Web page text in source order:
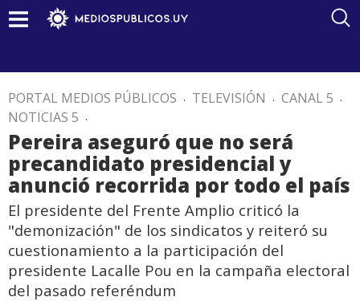
PORTAL MEDIOS PÚBLICOS . TELEVISIÓN . CANAL 5 .
NOTICIAS 5 .
Pereira aseguró que no será
precandidato presidencial y
anunció recorrida por todo el país
El presidente del Frente Amplio criticó la
"demonización" de los sindicatos y reiteró su
cuestionamiento a la participación del
presidente Lacalle Pou en la campaña electoral
del pasado referéndum